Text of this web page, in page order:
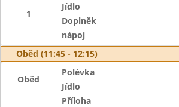
1
Jídlo
Doplněk
nápoj
Oběd (11:45 - 12:15)
Oběd
Polévka
Jídlo
Příloha